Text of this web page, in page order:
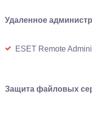
Удаленное
ESET Remote
Защита файловых